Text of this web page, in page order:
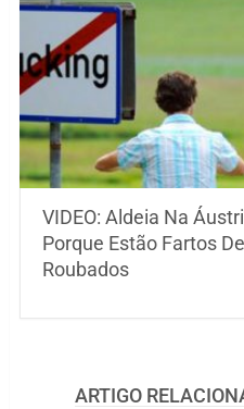
VIDEO: Aldeia Na
Porque Estão Fartos
Roubados
ARTIGO